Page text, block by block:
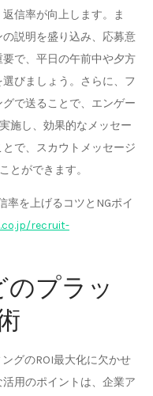
信率が向上します。ま
説明を盛り込み、応募意
で、平日の午前中や夕方
びましょう。さらに、フ
で送ることで、エンゲー
施し、効果的なメッセー
で、スカウトメッセージ
とができます。
率を上げるコツとNGポイ
recruit-
プラッ
グのROI最大化に欠かせ
用のポイントは、企業ア